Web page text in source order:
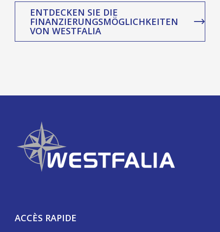
ENTDECKEN SIE DIE
FINANZIERUNGSMÖGLICHKEITEN
VON WESTFALIA
ACCÈS RAPIDE